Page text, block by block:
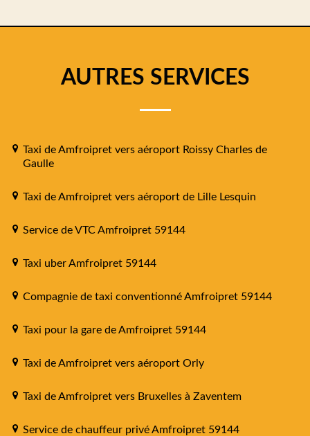
AUTRES SERVICES
Taxi de Amfroipret vers aéroport Roissy Charles de
Gaulle
Taxi de Amfroipret vers aéroport de Lille Lesquin
Service de VTC Amfroipret 59144
Taxi uber Amfroipret 59144
Compagnie de taxi conventionné Amfroipret 59144
Taxi pour la gare de Amfroipret 59144
Taxi de Amfroipret vers aéroport Orly
Taxi de Amfroipret vers Bruxelles à Zaventem
Service de chauffeur privé Amfroipret 59144